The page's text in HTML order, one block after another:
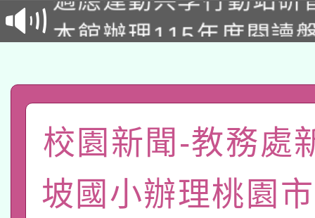
招)
本館辦理115年度閱讀
礎課程
「數位內容與教學軟體
有關大陸委員會函釋公
薪期間赴陸應申請許可
轉知經濟部水利署委託
校園新聞-教務處
坡國小辦理桃園